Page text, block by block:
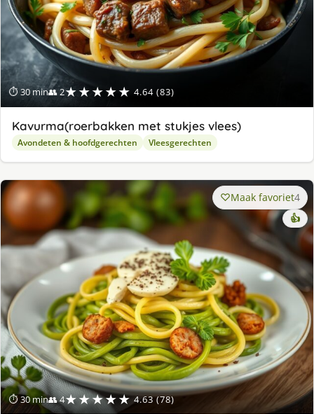
⏱ 30 min👥 2★★★★★ 4.64 (83)
Kavurma(roerbakken met stukjes vlees)
Avondeten & hoofdgerechten Vleesgerechten
⏱ 30 min👥 4★★★★★ 4.63 (78)
Maak favoriet4
👍